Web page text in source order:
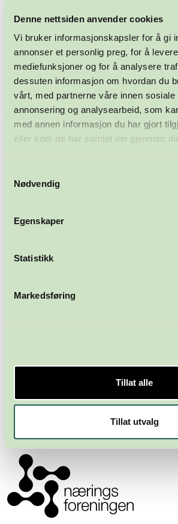
Denne nettsiden anvender cookies
Vi bruker informasjonskapsler for å gi
annonser et personlig preg, for å
mediefunksjoner og for å analysere
dessuten informasjon om hvordan du
vårt, med partnerne våre innen sosiale
annonsering og analysearbeid, som
med annen informasjon du har gjort
eller som de har samlet inn gjennom
Nødvendig
Egenskaper
Statistikk
Markedsføring
Tillat alle
Tillat utvalg
Meld deg på